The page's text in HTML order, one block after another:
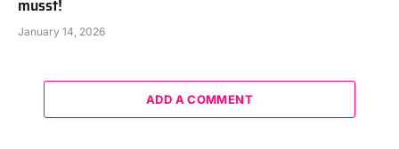
musst!
January 14, 2026
ADD A COMMENT